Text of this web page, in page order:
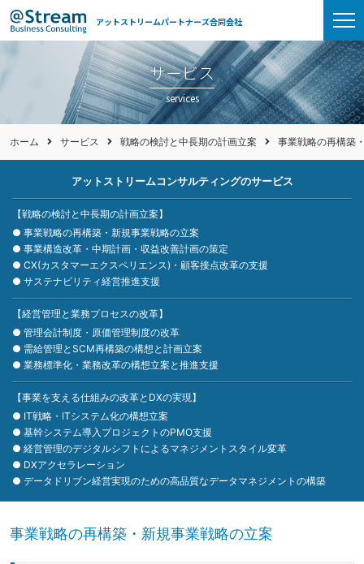
アットストリームパートナーズ合同会社
サービス
services
ホーム サービス 戦略の検討と中長期の計画立案 事業戦略の再構築
アットストリームコンサルティングのサービス
【戦略の検討と中長期の計画立案】
● 事業戦略の再構築・新規事業戦略の立案
● 事業構造改革・中期計画・収益改善計画の策定
● CX(カスタマーエクスペリエンス)・顧客接点改革の支援
● サステナビリティ経営推進支援
【経営管理と業務プロセスの改革】
● 管理会計制度・原価管理制度の改革
● 需給管理とSCM再構築の構想と計画立案
● 業務標準化・業務改革の構想立案と推進支援
【事業を支える仕組みの改革とDXの実現】
● IT戦略・ITシステム化の構想立案
● 基幹システム導入プロジェクトのPMO支援
● 経営管理のデジタルシフトによるマネジメントスタイル変革
● DXアクセラレーション
● データドリブン経営実現のための高品質なデータマネジメントの構築
事業戦略の再構築・新規事業戦略の立案